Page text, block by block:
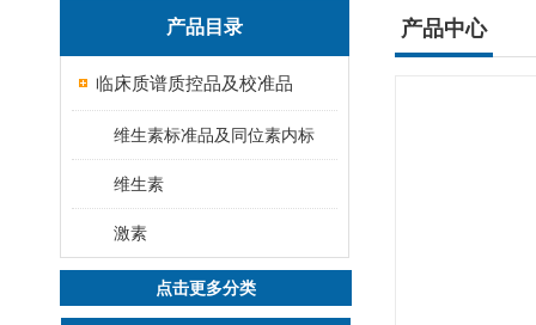
产品目录
临床质谱质控品及校准品
维生素标准品及同位素内标
维生素
激素
点击更多分类
产品中心